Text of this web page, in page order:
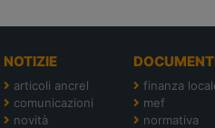
NOTIZIE
articoli ancrel
comunicazioni
novità
finanza
mef
normativa